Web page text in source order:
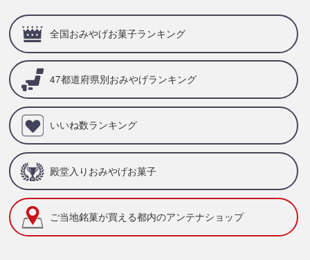
全国おみやげお菓子ランキング
47都道府県別おみやげランキング
いいね数ランキング
殿堂入りおみやげお菓子
ご当地銘菓が買える都内のアンテナショップ